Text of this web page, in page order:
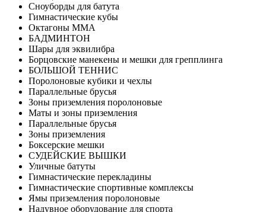
Сноуборды для батута
Гимнастические кубы
Октагоны MMA
БАДМИНТОН
Шары для эквилибра
Борцовские манекены и мешки для грепплинга
БОЛЬШОЙ ТЕННИС
Поролоновые кубики и чехлы
Параллельные брусья
Зоны приземления поролоновые
Маты и зоны приземления
Параллельные брусья
Зоны приземления
Боксерские мешки
СУДЕЙСКИЕ ВЫШКИ
Уличные батуты
Гимнастические перекладины
Гимнастические спортивные комплексы
Ямы приземления поролоновые
Надувное оборудование для спорта